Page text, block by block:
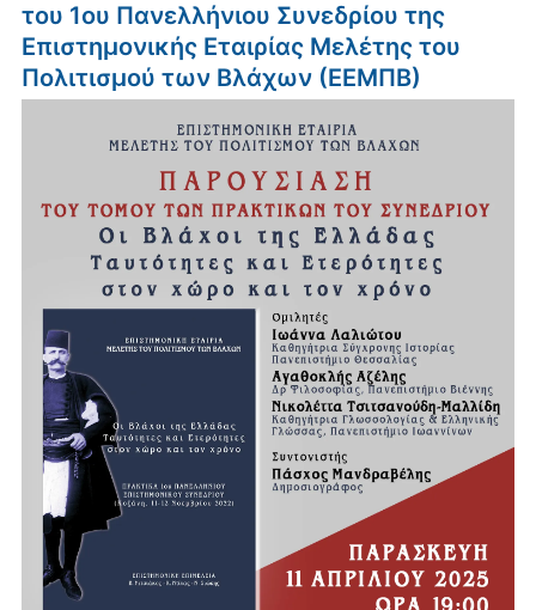
του 1ου Πανελλήνιου Συνεδρίου της
Επιστημονικής Εταιρίας Μελέτης του
Πολιτισμού των Βλάχων (ΕΕΜΠΒ)